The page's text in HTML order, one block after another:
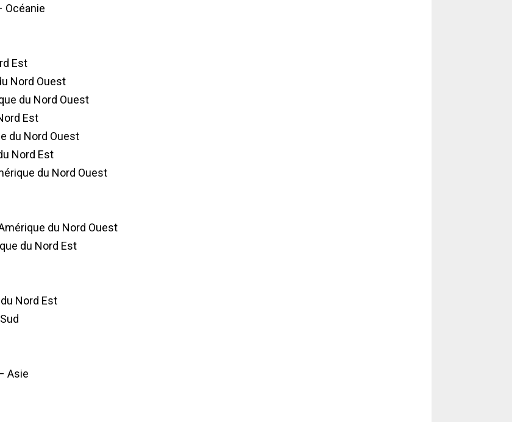
Océanie
Est
Nord Ouest
du Nord Ouest
Est
du Nord Ouest
Nord Est
du Nord Ouest
du Nord Ouest
du Nord Est
Nord Est
Asie